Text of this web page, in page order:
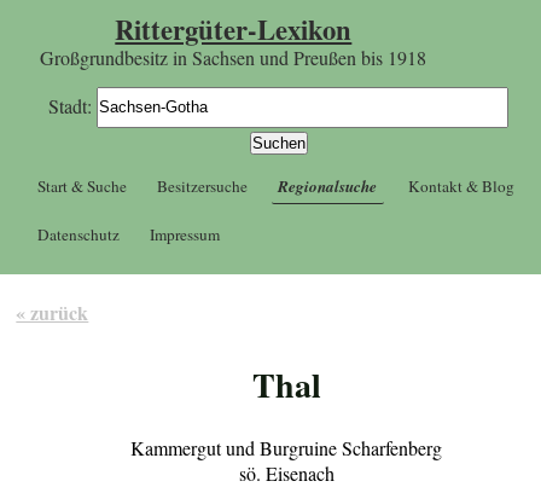
Rittergüter-Lexikon
Großgrundbesitz in Sachsen und Preußen bis 1918
Stadt:
Start & Suche Besitzersuche Regionalsuche Kontakt & Blog
Datenschutz Impressum
« zurück
Thal
Kammergut und Burgruine Scharfenberg
sö. Eisenach